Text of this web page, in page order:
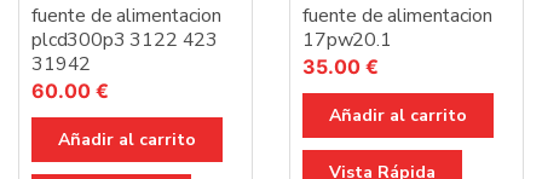
fuente de alimentacion
plcd300p3 3122 423
31942
60.00 €
Añadir al carrito
fuente de alimentacion
17pw20.1
35.00 €
Añadir al carrito
Vista Rápida